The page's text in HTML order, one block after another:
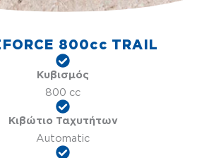
800cc TRAIL
Κυβισμός
800 cc
Κιβώτιο Ταχυτήτων
Automatic